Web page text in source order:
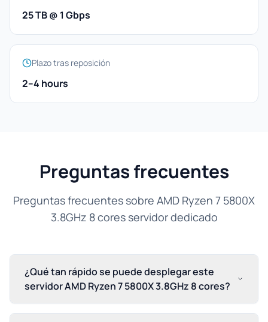
25 TB @ 1 Gbps
Plazo tras reposición
2–4 hours
Preguntas frecuentes
Preguntas frecuentes sobre AMD Ryzen 7 5800X
3.8GHz 8 cores servidor dedicado
¿Qué tan rápido se puede desplegar este
servidor AMD Ryzen 7 5800X 3.8GHz 8 cores?